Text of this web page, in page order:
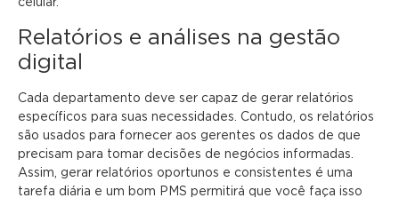
Relatórios e análises na gestão
digital
Cada departamento deve ser capaz de gerar relatórios
específicos para suas necessidades. Contudo, os relatórios
são usados ​​para fornecer aos gerentes os dados de que
precisam para tomar decisões de negócios informadas.
Assim, gerar relatórios oportunos e consistentes é uma
tarefa diária e um bom PMS permitirá que você faça isso